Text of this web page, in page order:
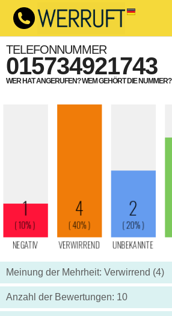
TELEFONNUMMER
015734921743
WER HAT ANGERUFEN? WEM GEHÖRT DIE NUMMER?
Meinung der Mehrheit: Verwirrend (4)
Anzahl der Bewertungen: 10